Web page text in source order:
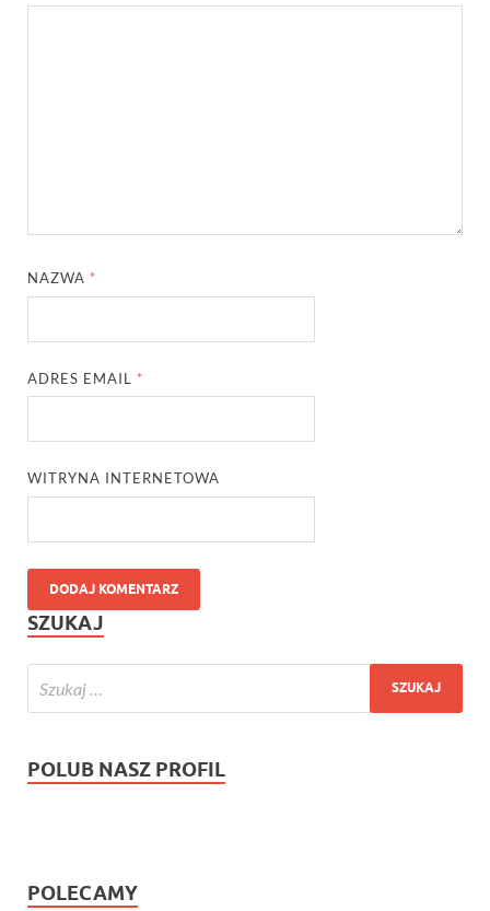
NAZWA *
ADRES EMAIL *
WITRYNA INTERNETOWA
SZUKAJ
POLUB NASZ PROFIL
POLECAMY